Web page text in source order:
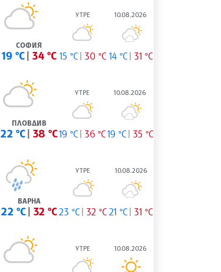
СОФИЯ
19 °C 34 °C
УТРЕ
15 °C 30 °C
10.08.2026
14 °C 31 °C
ПЛОВДИВ
22 °C 38 °C
УТРЕ
19 °C 36 °C
10.08.2026
19 °C 35 °C
ВАРНА
22 °C 32 °C
УТРЕ
23 °C 32 °C
10.08.2026
21 °C 31 °C
УТРЕ 10.08.2026